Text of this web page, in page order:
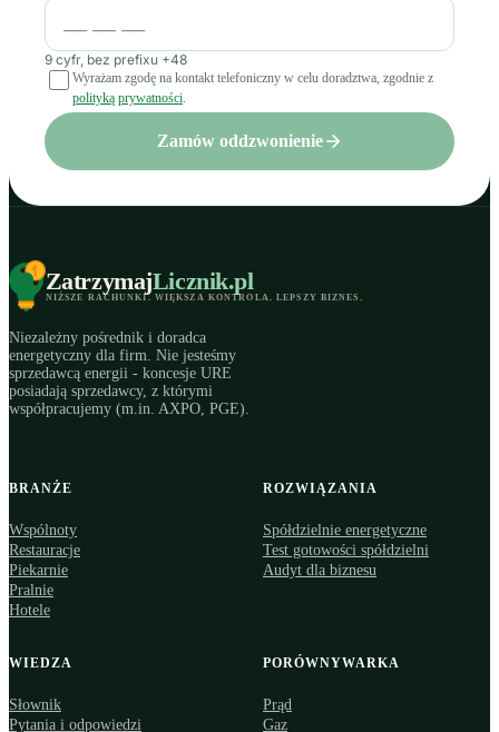
9 cyfr, bez prefixu +48
Wyrażam zgodę na kontakt telefoniczny w celu doradztwa, zgodnie z
polityką prywatności.
Zamów oddzwonienie
ZatrzymajLicznik.pl
NIŻSZE RACHUNKI. WIĘKSZA KONTROLA. LEPSZY BIZNES .
Niezależny pośrednik i doradca
energetyczny dla firm. Nie jesteśmy
sprzedawcą energii - koncesje URE
posiadają sprzedawcy, z którymi
współpracujemy (m.in. AXPO, PGE).
BRANŻE
Wspólnoty
Restauracje
Piekarnie
Pralnie
Hotele
ROZWIĄZANIA
Spółdzielnie energetyczne
Test gotowości spółdzielni
Audyt dla biznesu
WIEDZA
Słownik
Pytania i odpowiedzi
PORÓWNYWARKA
Prąd
Gaz